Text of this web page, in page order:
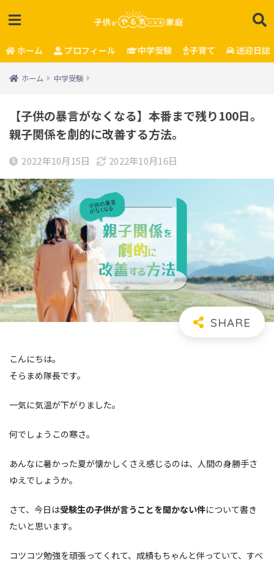
ホーム プロフィール 中学受験 子育て 送迎日誌
ホーム 中学受験
【子供の暴言がなくなる】本番まで残り100日。
親子関係を劇的に改善する方法。
2022年10月15日 2022年10月16日
こんにちは。
そらまめ隊長です。
一気に気温が下がりました。
何でしょうこの寒さ。
あんなに暑かった夏が懐かしくさえ感じるのは、人間の身勝手さ
ゆえでしょうか。
さて、今日は受験生の子供が言うことを聞かない件について書き
たいと思います。
コツコツ勉強を頑張ってくれて、成績もちゃんと伴っていて、すべ